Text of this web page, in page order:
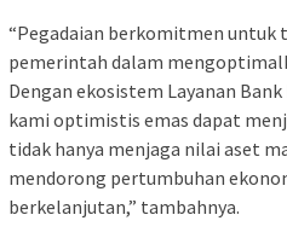
“Pegadaian berkomitmen untuk
pemerintah dalam
Dengan ekosistem Layanan
kami optimistis emas dapat
tidak hanya menjaga nilai aset
mendorong pertumbuhan
berkelanjutan,” tambahnya.